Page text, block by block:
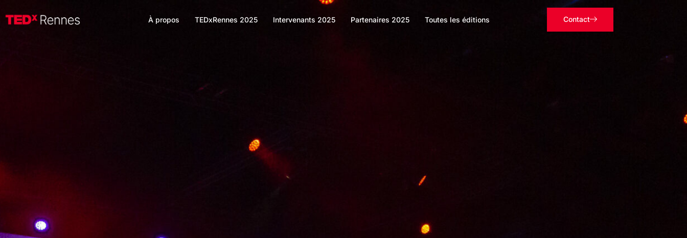
À propos TEDxRennes 2025 Intervenants 2025 Partenaires 2025 Toutes les éditions Contact